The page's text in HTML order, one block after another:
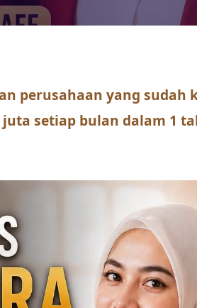
perusahaan yang sudah
setiap bulan dalam 1